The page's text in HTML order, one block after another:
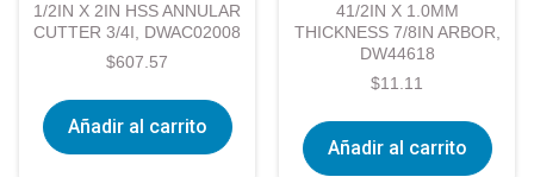
1/2IN X 2IN HSS ANNULAR
CUTTER 3/4I, DWAC02008
$607.57
Añadir al carrito
41/2IN X 1.0MM
THICKNESS 7/8IN ARBOR,
DW44618
$11.11
Añadir al carrito